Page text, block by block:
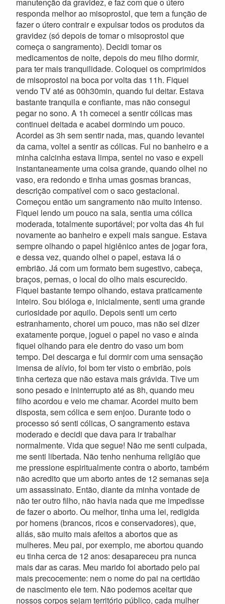
manutenção da gravidez, e faz com que o útero
responda melhor ao misoprostol, que tem a função de
fazer o útero contrair e expulsar todos os produtos da
gravidez (só depois de tomar o misoprostol que
começa o sangramento). Decidi tomar os
medicamentos de noite, depois do meu filho dormir,
para ter mais tranquilidade. Coloquei os comprimidos
de misoprostol na boca por volta das 11h. Fiquei
vendo TV até as 00h30min, quando fui deitar. Estava
bastante tranquila e confiante, mas não consegui
pegar no sono. A 1h comecei a sentir cólicas mas
continuei deitada e acabei dormindo um pouco.
Acordei as 3h sem sentir nada, mas, quando levantei
da cama, voltei a sentir as cólicas. Fui no banheiro e a
minha calcinha estava limpa, sentei no vaso e expeli
instantaneamente uma coisa grande, quando olhei no
vaso, era redondo e tinha umas gosmas brancas,
descrição compatível com o saco gestacional.
Começou então um sangramento não muito intenso.
Fiquei lendo um pouco na sala, sentia uma cólica
moderada, totalmente suportável; por volta das 4h fui
novamente ao banheiro e expeli mais sangue. Estava
sempre olhando o papel higiênico antes de jogar fora,
e dessa vez, quando olhei o papel, estava lá o
embrião. Já com um formato bem sugestivo, cabeça,
braços, pernas, o local do olho mais escurecido.
Fiquei bastante tempo olhando, estava praticamente
inteiro. Sou bióloga e, inicialmente, senti uma grande
curiosidade por aquilo. Depois senti um certo
estranhamento, chorei um pouco, mas não sei dizer
exatamente porque, joguei o papel no vaso e ainda
fiquei olhando para ele dentro do vaso um bom
tempo. Dei descarga e fui dormir com uma sensação
imensa de alívio, foi bom ter visto o embrião, pois
tinha certeza que não estava mais grávida. Tive um
sono pesado e ininterrupto até as 8h, quando meu
filho acordou e veio me chamar. Acordei muito bem
disposta, sem cólica e sem enjoo. Durante todo o
processo só senti cólicas, O sangramento estava
moderado e decidi que dava para ir trabalhar
normalmente. Vida que segue! Não me senti culpada,
me senti libertada. Não tenho nenhuma religião que
me pressione espiritualmente contra o aborto, também
não acredito que um aborto antes de 12 semanas seja
um assassinato. Então, diante da minha vontade de
não ter outro filho, não havia nada que me impedisse
de fazer o aborto. Ou melhor, tinha uma lei, redigida
por homens (brancos, ricos e conservadores), que,
aliás, são muito mais afeitos a abortos que as
mulheres. Meu pai, por exemplo, me abortou quando
eu tinha cerca de 12 anos: desapareceu pra nunca
mais dar as caras. Meu marido foi abortado pelo pai
mais precocemente: nem o nome do pai na certidão
de nascimento ele tem. Não podemos aceitar que
nossos corpos sejam território público, cada mulher